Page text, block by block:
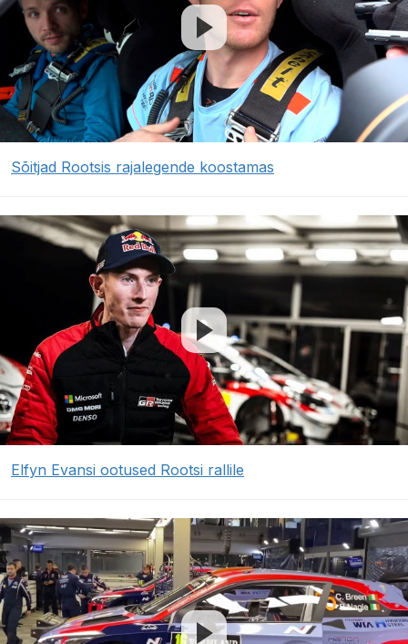
Sõitjad Rootsis rajalegende koostamas
Elfyn Evansi ootused Rootsi rallile